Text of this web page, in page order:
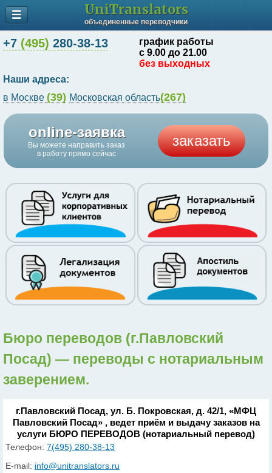
+7 (495) 280-38-13
график работы
с 9.00 до 21.00
без выходных
Наши адреса:
в Москве (39) Московская область(267)
online-заявка
Вы можете направить заказ
в работу прямо сейчас
заказать
Бюро переводов (г.Павловский
Посад) — переводы с нотариальным
заверением.
г.Павловский Посад, ул. Б. Покровская, д. 42/1, «МФЦ
Павловский Посад» , ведет приём и выдачу заказов на
услуги БЮРО ПЕРЕВОДОВ (нотариальный перевод)
Телефон:7(495) 280-38-13
E-mail: info@unitranslators.ru
UniTranslators
объединенные переводчики